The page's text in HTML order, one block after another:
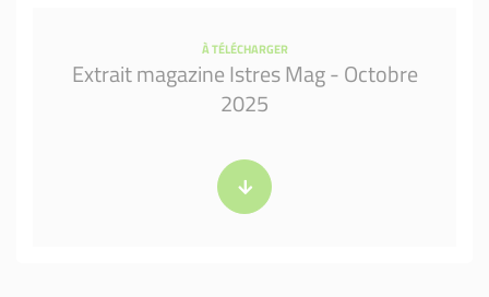
À TÉLÉCHARGER
Extrait magazine Istres Mag - Octobre
2025